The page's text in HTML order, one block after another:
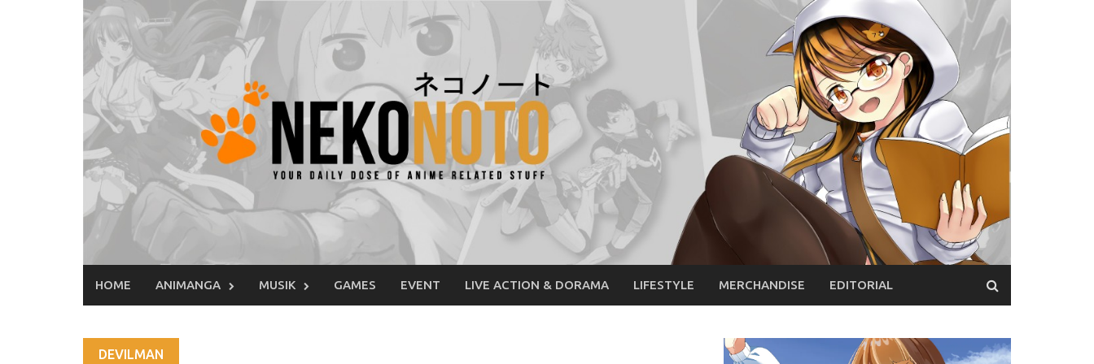
HOME ANIMANGA MUSIK GAMES EVENT LIVE ACTION & DORAMA LIFESTYLE MERCHANDISE EDITORIAL
DEVILMAN